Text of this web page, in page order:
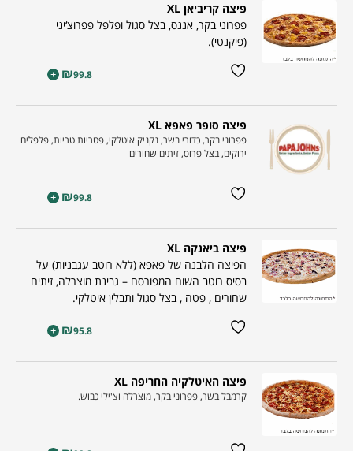
פיצה קריביאן XL
פפרוני בקר, אננס, בצל סגול ופלפל פפרוצ‘יני
(פיקנטי).
₪99.8
+
פיצה סופר פאפא XL
פפרוני בקר, כדורי בשר, נקניק איטלקי, פטריות טריות, פלפלים
ירוקים, בצל פרוס, זיתים שחורים
₪99.8
+
פיצה ביאנקה XL
הפיצה הלבנה של פאפא (ללא רוטב עגבניות) על
בסיס רוטב השום המפורסם – גבינת מוצרלה, זיתים
שחורים , פטה , בצל סגול ותבלין איטלקי.
₪95.8
+
פיצה האיטלקיה החריפה XL
קרמבל בשר, פפרוני בקר, מוצרלה וצ'ילי כבוש.